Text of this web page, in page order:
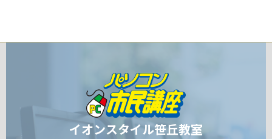
イオンスタイル笹丘教室